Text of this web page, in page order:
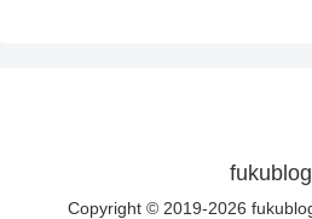
fukublog
Copyright © 2019-2026